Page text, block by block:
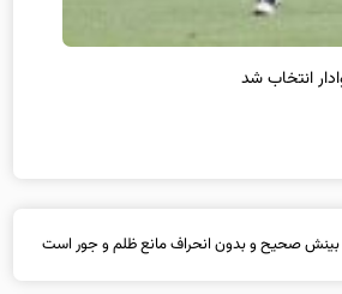
انتخاب شد